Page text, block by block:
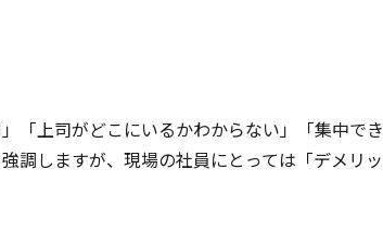
「上司がどこにいるかわからない」「集中でき
調しますが、現場の社員にとっては「デメリッ